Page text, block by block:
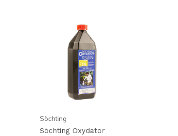
Söchting
Söchting Oxydator